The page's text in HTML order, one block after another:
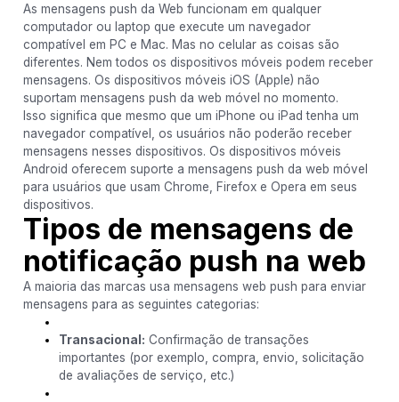
As mensagens push da Web funcionam em qualquer
computador ou laptop que execute um navegador
compatível em PC e Mac. Mas no celular as coisas são
diferentes. Nem todos os dispositivos móveis podem receber
mensagens. Os dispositivos móveis iOS (Apple) não
suportam mensagens push da web móvel no momento.
Isso significa que mesmo que um iPhone ou iPad tenha um
navegador compatível, os usuários não poderão receber
mensagens nesses dispositivos. Os dispositivos móveis
Android oferecem suporte a mensagens push da web móvel
para usuários que usam Chrome, Firefox e Opera em seus
dispositivos.
Tipos de mensagens de
notificação push na web
A maioria das marcas usa mensagens web push para enviar
mensagens para as seguintes categorias:
Transacional: Confirmação de transações
importantes (por exemplo, compra, envio, solicitação
de avaliações de serviço, etc.)